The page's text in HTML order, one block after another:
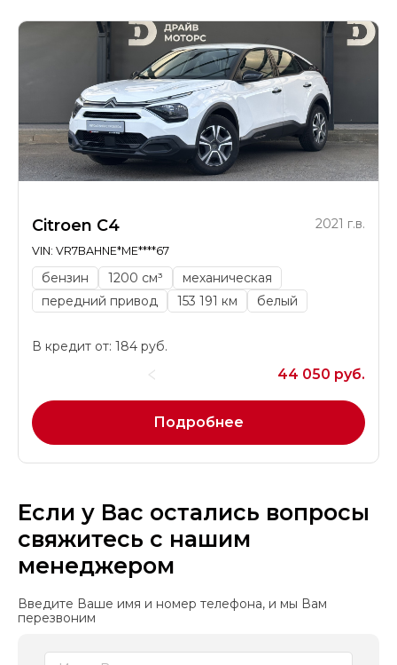
Citroen C4 2021 г.в.
VIN: VR7BAHNE*ME****67
бензин 1200 см³
механическая
передний привод
153 191 км белый
В кредит от: 184 руб.
44 050 руб.
Подробнее
Если у Вас остались вопросы
свяжитесь с нашим
менеджером
Введите Ваше имя и номер телефона, и мы Вам
перезвоним